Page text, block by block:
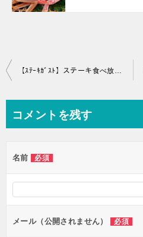
投
ビ
ー
シ
ン
【ｽﾃｰｷｶﾞｽﾄ】ステーキ食べ放題で元をとるには…？改悪というのは本当なのか徹底調査！
コメントを残す
名前 必須
メール（公開されません） 必須